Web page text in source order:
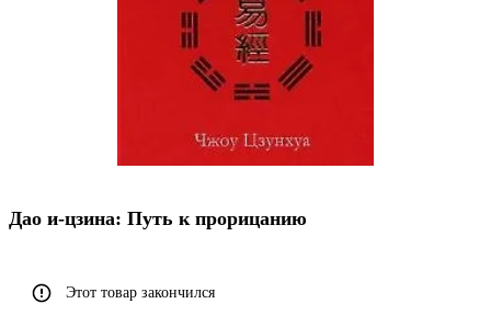
Дао и-цзина: Путь к прорицанию
Этот товар закончился